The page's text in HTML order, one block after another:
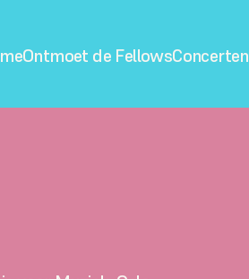
Ontmoet de FellowsConcerten